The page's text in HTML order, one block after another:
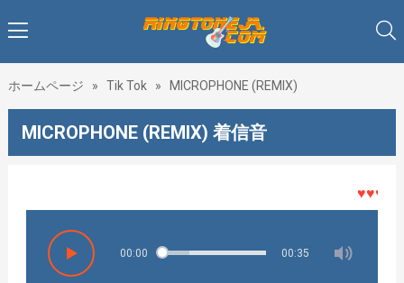
ホームページ » Tik Tok » MICROPHONE (REMIX)
MICROPHONE (REMIX) 着信音
♥♥♥着メ
00:00 00:35